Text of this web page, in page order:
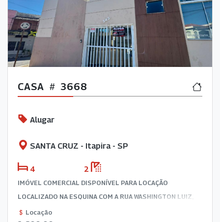
CASA 3668
Alugar
SANTA CRUZ - Itapira - SP
4
IMÓVEL COMERCIAL DISPONÍVEL PARA LOCAÇÃO
LOCALIZADO NA ESQUINA COM A RUA WASHINGTON LUIZ,
COM SALA DE RECEPÇÃO E ESPERA, 04 SALAS DE
Locação